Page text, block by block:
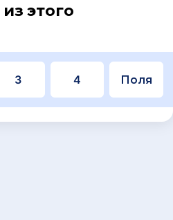
этого
3 4 Поля